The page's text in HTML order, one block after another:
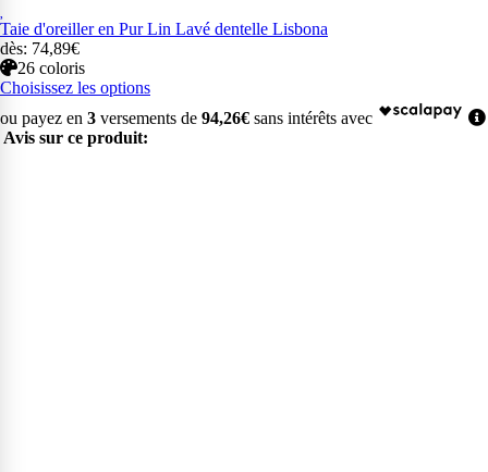
Taie d'oreiller en Pur Lin Lavé dentelle Lisbona
dès: 74,89€
26 coloris
Choisissez les options
ou payez en 3 versements de 94,26€ sans intérêts avec
Avis sur ce produit: